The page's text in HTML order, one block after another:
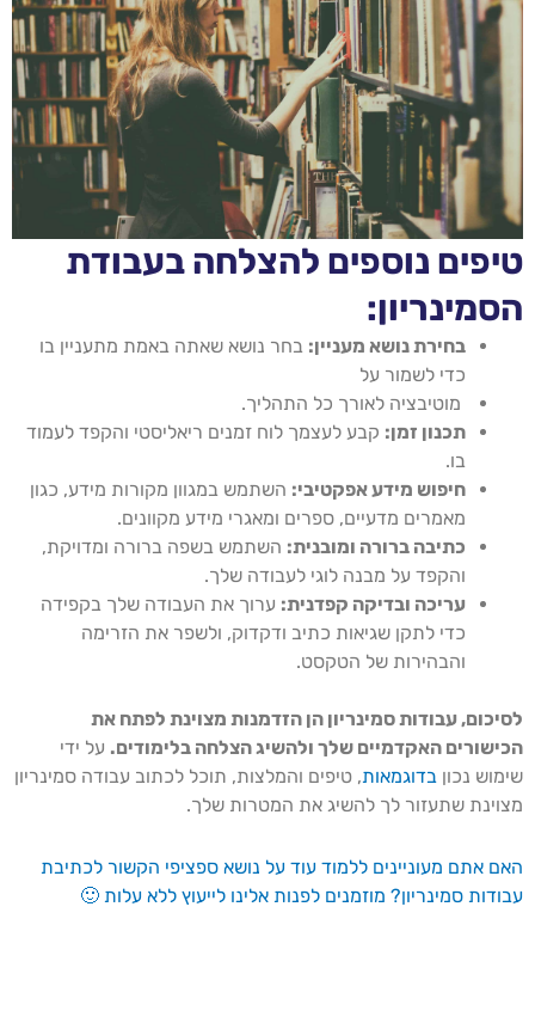
טיפים נוספים להצלחה בעבודת
הסמינריון:
בחירת נושא מעניין: בחר נושא שאתה באמת מתעניין בו
כדי לשמור על
מוטיבציה לאורך כל התהליך.
תכנון זמן: קבע לעצמך לוח זמנים ריאליסטי והקפד לעמוד
בו.
חיפוש מידע אפקטיבי: השתמש במגוון מקורות מידע, כגון
מאמרים מדעיים, ספרים ומאגרי מידע מקוונים.
כתיבה ברורה ומובנית: השתמש בשפה ברורה ומדויקת,
והקפד על מבנה לוגי לעבודה שלך.
עריכה ובדיקה קפדנית: ערוך את העבודה שלך בקפידה
כדי לתקן שגיאות כתיב ודקדוק, ולשפר את הזרימה
והבהירות של הטקסט.
לסיכום, עבודות סמינריון הן הזדמנות מצוינת לפתח את
הכישורים האקדמיים שלך ולהשיג הצלחה בלימודים. על ידי
שימוש נכון בדוגמאות, טיפים והמלצות, תוכל לכתוב עבודה סמינריון
מצוינת שתעזור לך להשיג את המטרות שלך.
האם אתם מעוניינים ללמוד עוד על נושא ספציפי הקשור לכתיבת
עבודות סמינריון? מוזמנים לפנות אלינו לייעוץ ללא עלות 🙂